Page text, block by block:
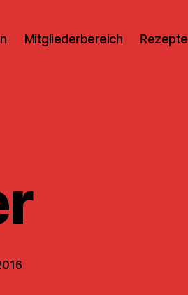
Mitgliederbereich Rezepte